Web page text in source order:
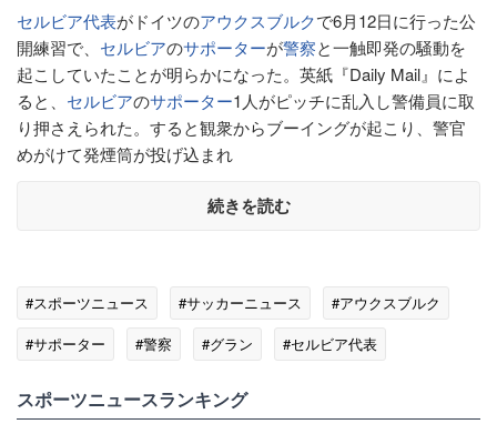
セルビア代表がドイツのアウクスブルクで6月12日に行った公
開練習で、 セルビアのサポーターが警察と一触即発の騒動を
起こしていたことが明らかになった。英紙『Daily Mail』によ
ると、 セルビアのサポーター1人がピッチに乱入し警備員に取
り押さえられた。すると観衆からブーイングが起こり、警官
めがけて発煙筒が投げ込まれ
続きを読む
#スポーツニュース #サッカーニュース
#アウクスブルク
#サポーター
#警察 #グラン
#セルビア代表
スポーツニュースランキング